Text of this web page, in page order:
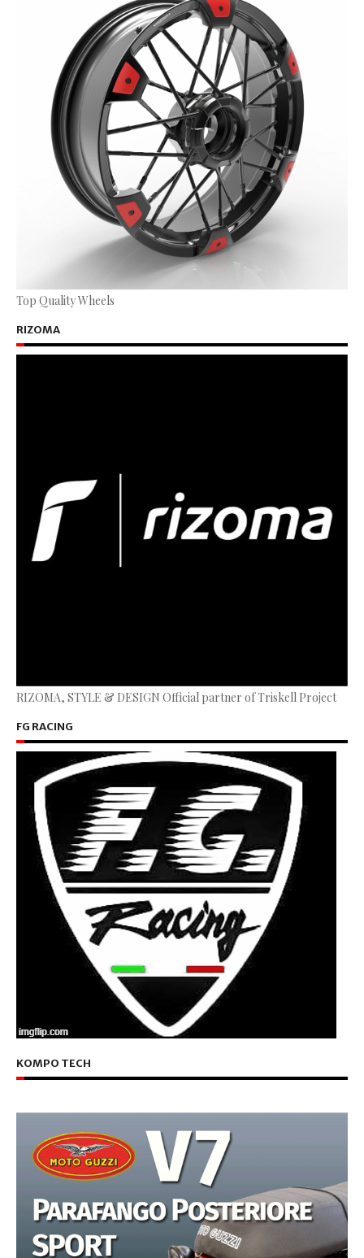
Top Quality Wheels
RIZOMA
RIZOMA, STYLE & DESIGN Official partner of Triskell Project
FG RACING
KOMPO TECH